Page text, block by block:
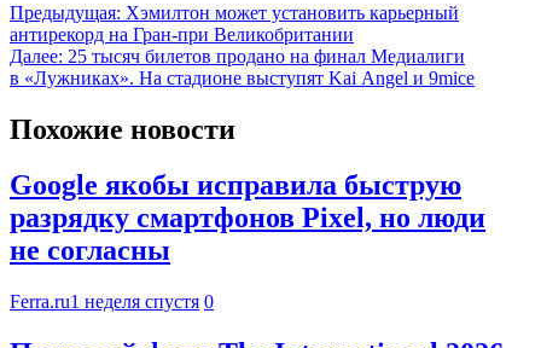
Предыдущая: Хэмилтон может установить карьерный
антирекорд на Гран-при Великобритании
Далее: 25 тысяч билетов продано на финал Медиалиги
в «Лужниках». На стадионе выступят Kai Angel и 9mice
Похожие новости
Google якобы исправила быструю
разрядку смартфонов Pixel, но люди
не согласны
Ferra.ru1 неделя спустя 0